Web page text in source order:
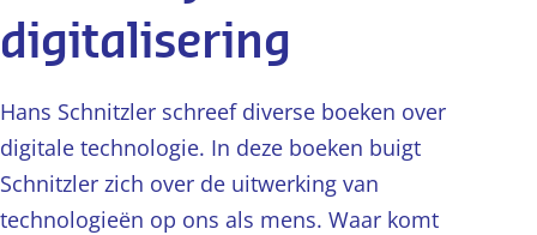
digitalisering
Hans Schnitzler schreef diverse boeken over
digitale technologie. In deze boeken buigt
Schnitzler zich over de uitwerking van
technologieën op ons als mens. Waar komt